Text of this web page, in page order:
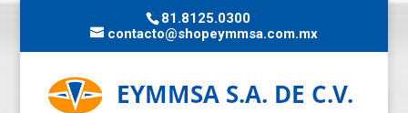
81.8125.0300
contacto@shopeymmsa.com.mx